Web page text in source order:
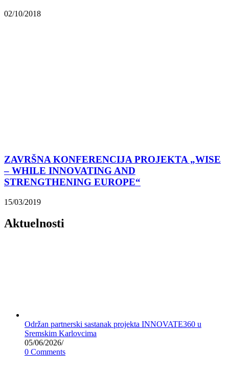
02/10/2018
ZAVRŠNA KONFERENCIJA PROJEKTA „WISE
– WHILE INNOVATING AND
STRENGTHENING EUROPE“
15/03/2019
Aktuelnosti
Održan partnerski sastanak projekta INNOVATE360 u
Sremskim Karlovcima
05/06/2026/
0 Comments